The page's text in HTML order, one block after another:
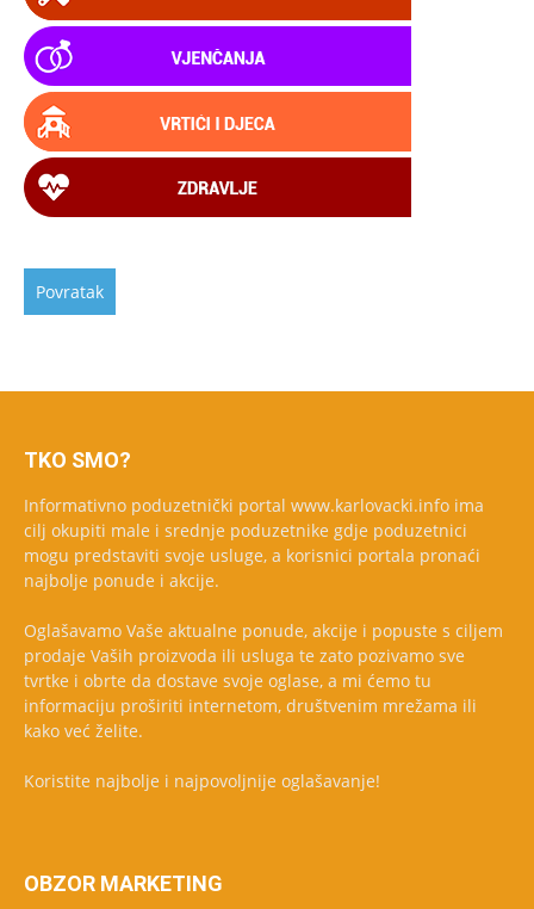
TKO SMO?
Informativno poduzetnički portal www.karlovacki.info ima
cilj okupiti male i srednje poduzetnike gdje poduzetnici
mogu predstaviti svoje usluge, a korisnici portala pronaći
najbolje ponude i akcije.
Oglašavamo Vaše aktualne ponude, akcije i popuste s ciljem
prodaje Vaših proizvoda ili usluga te zato pozivamo sve
tvrtke i obrte da dostave svoje oglase, a mi ćemo tu
informaciju proširiti internetom, društvenim mrežama ili
kako već želite.
Koristite najbolje i najpovoljnije oglašavanje!
OBZOR MARKETING